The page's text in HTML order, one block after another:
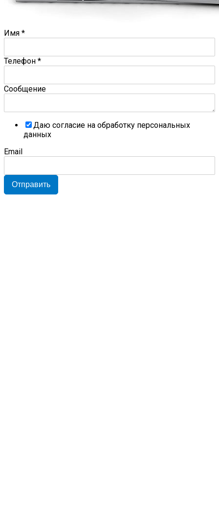
Имя *
Телефон *
Сообщение
Даю согласие на обработку персональных
данных
Email
Отправить